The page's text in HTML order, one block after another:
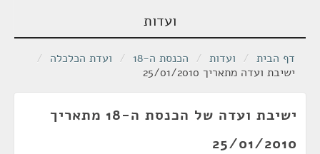
ועדות
דף הבית / ועדות / הכנסת ה-18 / ועדת הכלכלה /
ישיבת ועדה מתאריך 25/01/2010
ישיבת ועדה של הכנסת ה-18 מתאריך
25/01/2010